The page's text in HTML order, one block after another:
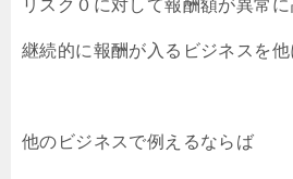
リスク０に対して報酬額が異常に
継続的に報酬が入るビジネスを他
他のビジネスで例えるならば